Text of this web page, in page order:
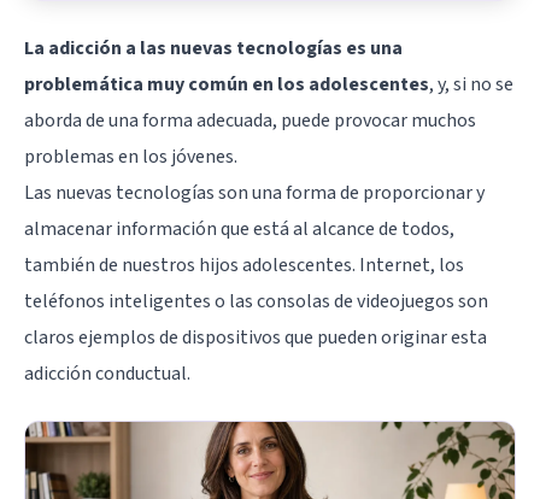
La adicción a las nuevas tecnologías es una
problemática muy común en los adolescentes, y, si no se
aborda de una forma adecuada, puede provocar muchos
problemas en los jóvenes.
Las nuevas tecnologías son una forma de proporcionar y
almacenar información que está al alcance de todos,
también de nuestros hijos adolescentes. Internet, los
teléfonos inteligentes o las consolas de videojuegos son
claros ejemplos de dispositivos que pueden originar esta
adicción conductual.